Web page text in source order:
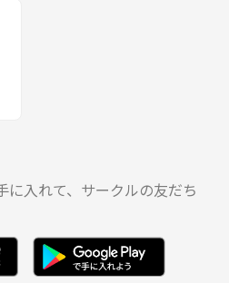
に入れて、サークルの友だち